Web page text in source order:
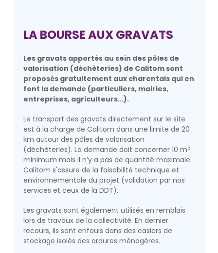
LA BOURSE AUX GRAVATS
Les gravats apportés au sein des pôles de
valorisation (déchèteries) de Calitom sont
proposés gratuitement aux charentais qui en
font la demande (particuliers, mairies,
entreprises, agriculteurs...).
Le transport des gravats directement sur le site
est à la charge de Calitom dans une limite de 20
km autour des pôles de valorisation
(déchèteries). La demande doit concerner 10 m3
minimum mais il n’y a pas de quantité maximale.
Calitom s'assure de la faisabilité technique et
environnementale du projet (validation par nos
services et ceux de la DDT).
Les gravats sont également utilisés en remblais
lors de travaux de la collectivité. En dernier
recours, ils sont enfouis dans des casiers de
stockage isolés des ordures ménagères.